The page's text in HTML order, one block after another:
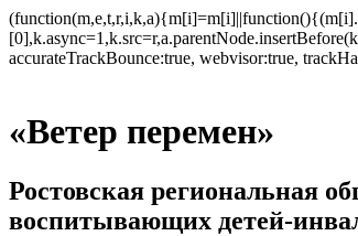
accurateTrackBounce:true, webvisor:true,
«Ветер перемен»
Ростовская региональная
воспитывающих детей-